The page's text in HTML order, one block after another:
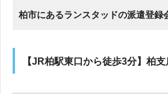
柏市にあるランスタッドの派遣登録
【JR柏駅東口から徒歩3分】柏支